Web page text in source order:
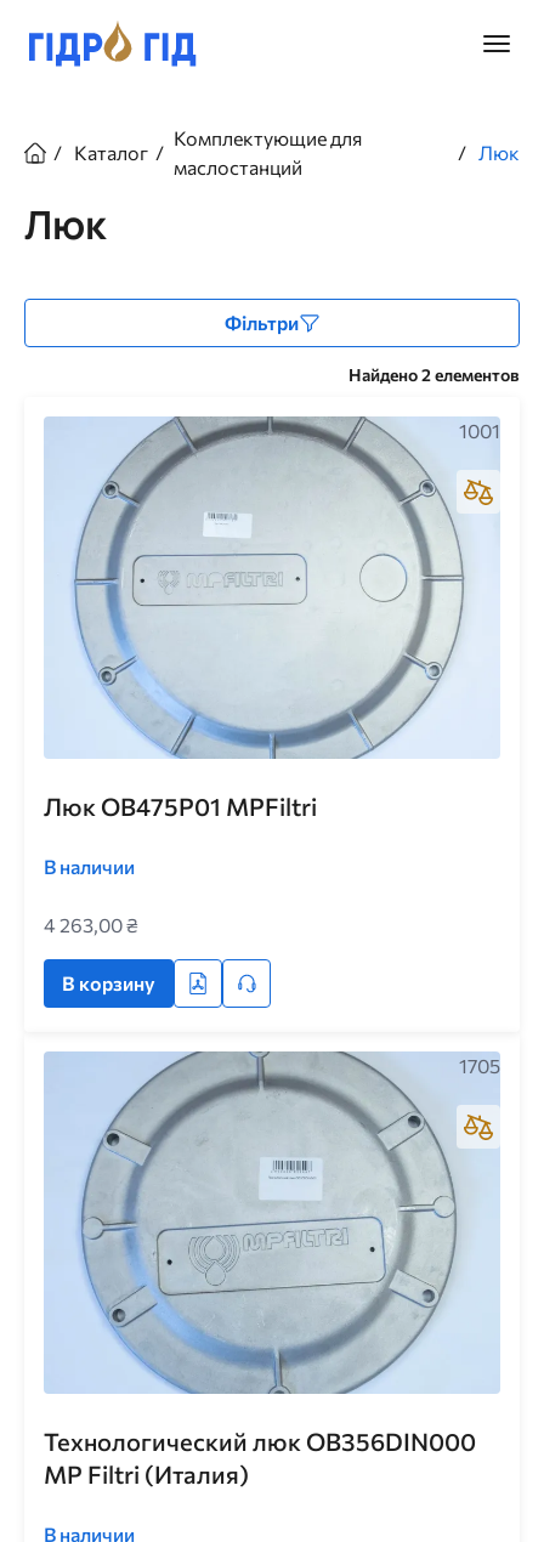
основному
Главное
Строка
навигации
Каталог
Комплектующие для
маслостанций
Люк
Люк
Фільтри
Найдено 2 елементов
Люк OB475P01 MPFiltri
В наличии
4 263,00 ₴
В корзину
1001
Технологический люк OB356DIN000
MP Filtri (Италия)
В наличии
1705